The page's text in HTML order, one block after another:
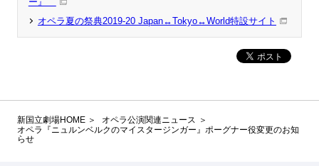
オペラ夏の祭典2019-20 Japan↔Tokyo↔World特設サイト
新国立劇場HOME
オペラ公演関連ニュース
オペラ『ニュルンベルクのマイスタージンガー』ポーグナー役変更のお知
らせ